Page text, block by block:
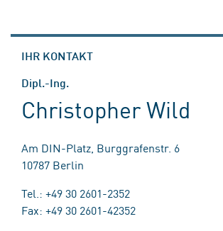
IHR KONTAKT
Dipl.-Ing.
Christopher Wild
Am DIN-Platz, Burggrafenstr. 6
10787 Berlin
Tel.: +49 30 2601-2352
Fax: +49 30 2601-42352